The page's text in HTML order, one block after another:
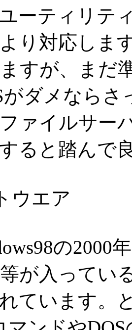
ユーティリテ
り対応しま
すが、まだ
ダメならさ
ァイルサー
ると踏んで
ウエア
の2000
が入ってい
ています。